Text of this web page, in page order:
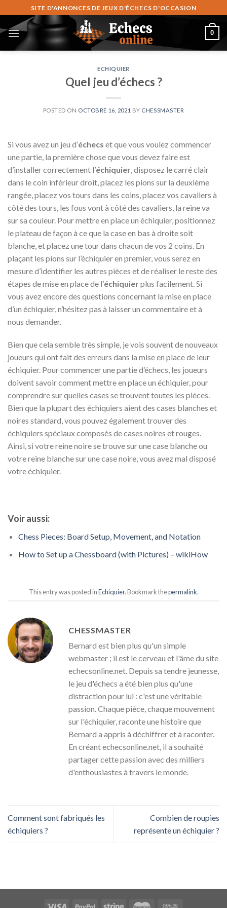
to
content
SITE D'ANNONCES DE JEUX D'ÉCHECS D'OCCASION
0
ECHIQUIER
Quel jeu d’échecs ?
POSTED ON OCTOBRE 16, 2021 BY CHESSMASTER
Si vous avez un jeu d’échecs et que vous voulez commencer
une partie, la première chose que vous devez faire est
d’installer correctement l’échiquier , disposez le carré clair
dans le coin inférieur droit, placez les pions sur la deuxième
rangée, placez vos tours dans les coins, placez vos cavaliers à
côté des tours, les fous vont à côté des cavaliers, la reine va
sur sa couleur. Pour mettre en place un échiquier, positionnez
le plateau de façon à ce que la case en bas à droite soit
blanche, et placez une tour dans chacun de vos 2 coins. En
plaçant les pions sur l’échiquier en premier, vous serez en
mesure d’identifier les autres pièces et de réaliser le reste des
étapes de mise en place de l’échiquierplus facilement. Si
vous avez encore des questions concernant la mise en place
d’un échiquier, n’hésitez pas à laisser un commentaire et à
nous demander.
Bien que cela semble très simple, je vois souvent de nouveaux
joueurs qui ont fait des erreurs dans la mise en place de leur
échiquier. Pour commencer une partie d’échecs, les joueurs
doivent savoir comment mettre en place un échiquier, pour
comprendre sur quelles cases se trouvent toutes les pièces.
Bien que la plupart des échiquiers aient des cases blanches et
noires standard, vous pouvez également trouver des
échiquiers spéciaux composés de cases noires et rouges.
Ainsi, si votre reine noire se trouve sur une case blanche ou
votre reine blanche sur une case noire, vous avez mal disposé
votre échiquier.
Voir aussi:
Chess Pieces: Board Setup, Movement, and Notation
How to Set up a Chessboard (with Pictures) – wikiHow
This entry was posted inEchiquier. Bookmark thepermalink.
CHESSMASTER
Bernard est bien plus qu'un simple
webmaster ; il est le cerveau et l'âme du site
echecsonline.net. Depuis sa tendre jeunesse,
le jeu d'échecs a été bien plus qu'une
distraction pour lui : c'est une véritable
passion. Chaque pièce, chaque mouvement
sur l'échiquier, raconte une histoire que
Bernard a appris à déchiffrer et à raconter.
En créant echecsonline.net, il a souhaité
partager cette passion avec des milliers
d'enthousiastes à travers le monde.
Comment sont fabriqués les
échiquiers ?
Combien de roupies
représente un échiquier ?